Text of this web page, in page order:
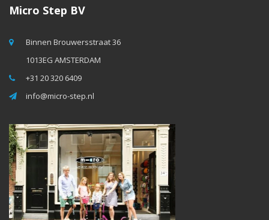
Micro Step BV
Binnen Brouwersstraat 36
1013EG AMSTERDAM
+31 20 320 6409
info@micro-step.nl